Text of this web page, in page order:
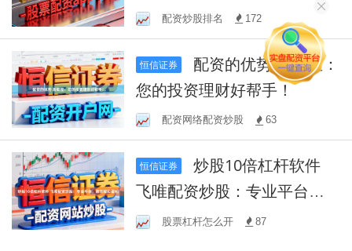
增益配资炒股排名 172
恒信证券
您的投资理财好帮手！
配资网络配资炒股 63
恒信证券
炒股10倍杠杆软件
飞唯配资炒股：专业平台，
助您轻松盈利
股票杠杆怎么开 87